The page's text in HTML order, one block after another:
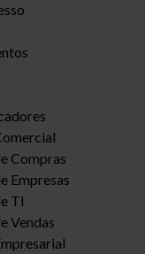
Compras
Empresas
TI
Vendas